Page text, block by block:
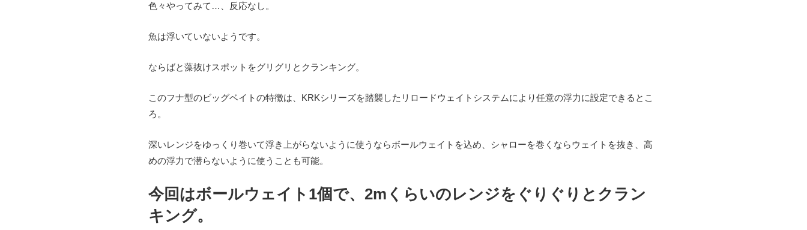
色々やってみて…、反応なし。
魚は浮いていないようです。
ならばと藻抜けスポットをグリグリとクランキング。
このフナ型のビッグベイトの特徴は、KRKシリーズを踏襲したリロードウェイトシステムにより任意の浮力に設定できるとこ
ろ。
深いレンジをゆっくり巻いて浮き上がらないように使うならボールウェイトを込め、シャローを巻くならウェイトを抜き、高
めの浮力で潜らないように使うことも可能。
今回はボールウェイト1個で、2mくらいのレンジをぐりぐりとクラン
キング。